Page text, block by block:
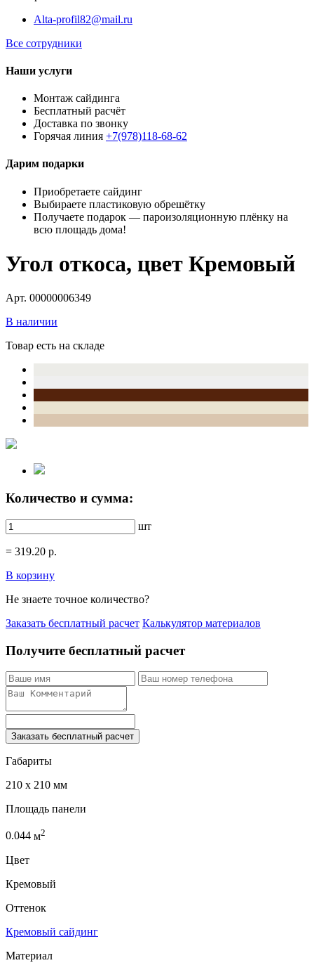
Alta-profil82@mail.ru
Все сотрудники
Наши услуги
Монтаж сайдинга
Бесплатный расчёт
Доставка по звонку
Горячая линия +7(978)118-68-62
Дарим подарки
Приобретаете сайдинг
Выбираете пластиковую обрешётку
Получаете подарок — пароизоляционную плёнку на
всю площадь дома!
Угол откоса, цвет Кремовый
Арт. 00000006349
В наличии
Товар есть на складе
Количество и сумма:
шт
= 319.20 р.
В корзину
Не знаете точное количество?
Заказать бесплатный расчет Калькулятор материалов
Получите бесплатный расчет
Заказать бесплатный расчет
Габариты
210 x 210 мм
Площадь панели
0.044 м2
Цвет
Кремовый
Оттенок
Кремовый сайдинг
Материал